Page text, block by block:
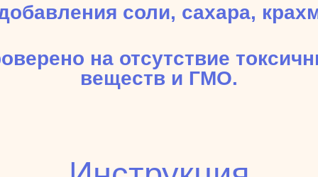
соли, сахара,
на отсутствие
веществ и ГМО.